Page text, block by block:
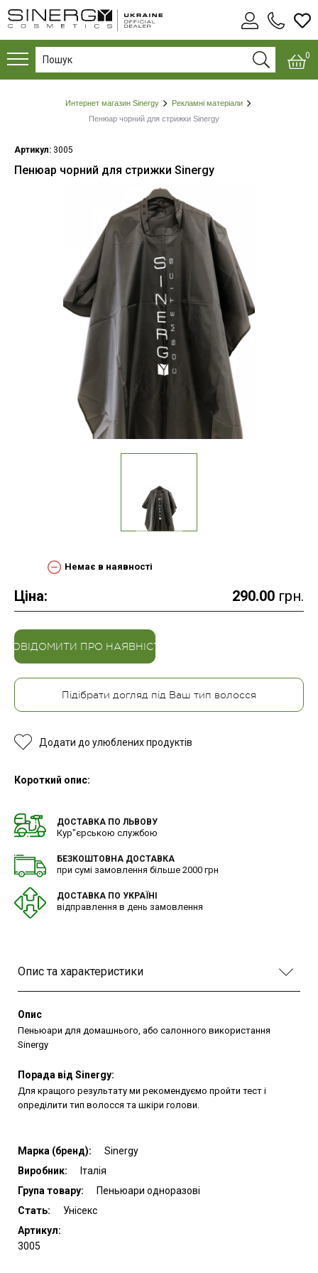
0
Интернет магазин Sinergy
Рекламні матеріали
Пенюар чорний для стрижки Sinergy
Артикул: 3005
Пенюар чорний для стрижки Sinergy
Немає в наявності
Ціна: 290.00 грн.
ПОВІДОМИТИ ПРО НАЯВНІСТЬ
Підібрати догляд під Ваш тип волосся
Додати до улюблених продуктів
Короткий опис:
ДОСТАВКА ПО ЛЬВОВУ
Кур"єрською службою
БЕЗКОШТОВНА ДОСТАВКА
при сумі замовлення більше 2000 грн
ДОСТАВКА ПО УКРАЇНІ
відправлення в день замовлення
Опис та характеристики
Опис
Пеньюари для домашнього, або салонного використання
Sinergy
Порада від Sinergy:
Для кращого результату ми рекомендуємо пройти тест і
опреділити тип волосся та шкіри голови.
Марка (бренд):
Sinergy
Виробник:
Італія
Група товару:
Пеньюари одноразові
Стать:
Унісекс
Артикул:
3005